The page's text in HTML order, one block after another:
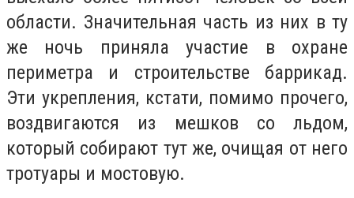
области. Значительная часть из них в ту
же ночь приняла участие в охране
периметра и строительстве баррикад.
Эти укрепления, кстати, помимо прочего,
воздвигаются из мешков со льдом,
который собирают тут же, очищая от него
тротуары и мостовую.